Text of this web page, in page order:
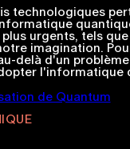
technologiques
urgents, tels
imagination.
delà d'un
de Quantum